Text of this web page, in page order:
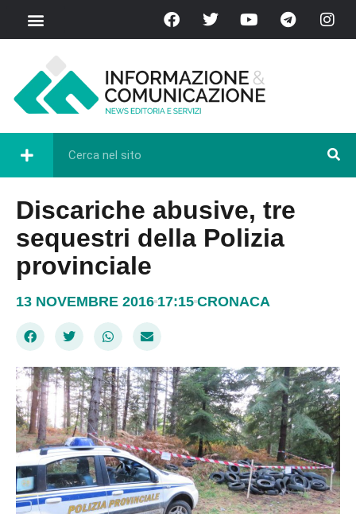
Discariche abusive, tre
sequestri della Polizia
provinciale
13 NOVEMBRE 2016 17:15 CRONACA